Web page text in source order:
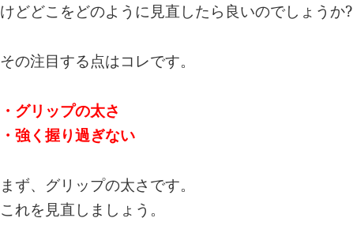
けどどこをどのように見直したら良いのでしょうか?
その注目する点はコレです。
・グリップの太さ
・強く握り過ぎない
まず、グリップの太さです。
これを見直しましょう。